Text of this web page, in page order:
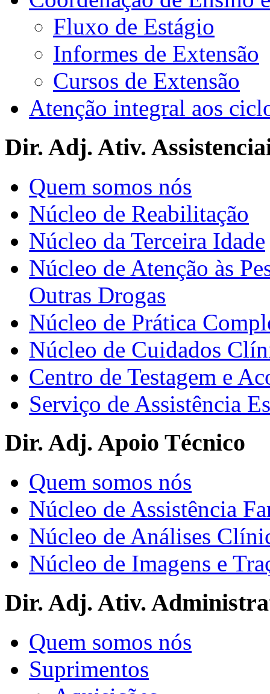
Fluxo de Estágio
Informes de Extensão
Cursos de Extensão
Atenção integral aos
Dir. Adj. Ativ.
Quem somos nós
Núcleo de Reabilitação
Núcleo da Terceira Idade
Núcleo de Atenção às
Outras Drogas
Núcleo de Prática
Núcleo de Cuidados
Centro de Testagem e
Serviço de Assistência
Dir. Adj. Apoio Técnico
Quem somos nós
Núcleo de Assistência
Núcleo de Análises
Núcleo de Imagens e
Dir. Adj. Ativ.
Quem somos nós
Suprimentos